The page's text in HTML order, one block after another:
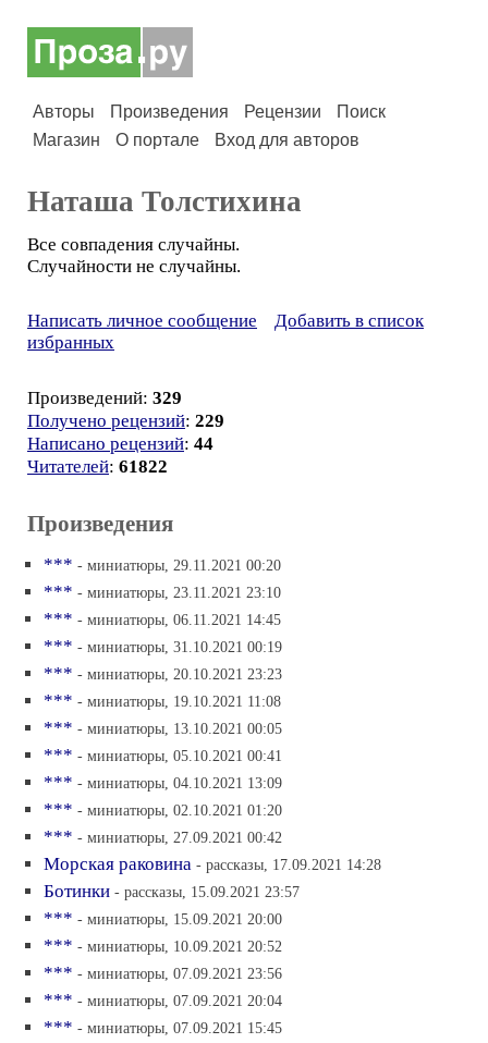
Авторы Произведения Рецензии
Поиск
Магазин
О портале Вход для авторов
Наташа Толстихина
Все совпадения случайны.
Случайности не случайны.
Написать личное сообщение
Добавить в список
избранных
Произведений: 329
Получено рецензий: 229
Написано рецензий: 44
Читателей: 61822
Произведения
*** - миниатюры, 29.11.2021 00:20
*** - миниатюры, 23.11.2021 23:10
*** - миниатюры, 06.11.2021 14:45
*** - миниатюры, 31.10.2021 00:19
*** - миниатюры, 20.10.2021 23:23
*** - миниатюры, 19.10.2021 11:08
*** - миниатюры, 13.10.2021 00:05
*** - миниатюры, 05.10.2021 00:41
*** - миниатюры, 04.10.2021 13:09
*** - миниатюры, 02.10.2021 01:20
*** - миниатюры, 27.09.2021 00:42
Морская раковина - рассказы, 17.09.2021 14:28
Ботинки - рассказы, 15.09.2021 23:57
*** - миниатюры, 15.09.2021 20:00
*** - миниатюры, 10.09.2021 20:52
*** - миниатюры, 07.09.2021 23:56
*** - миниатюры, 07.09.2021 20:04
*** - миниатюры, 07.09.2021 15:45